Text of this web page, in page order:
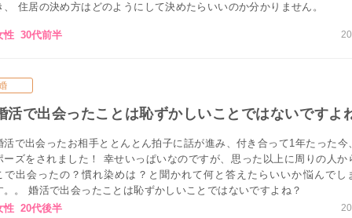
、 住居の決め方はどのようにして決めたらいいのか分かりません。
性 30代前半
活で出会ったことは恥ずかしいことではないですよ
活で出会ったお相手ととんとん拍子に話が進み、付き合って1年たった今
ーズをされました！ 幸せいっぱいなのですが、思った以上に周りの人か
で出会ったの？慣れ染めは？と聞かれて何と答えたらいいか悩んでし
。。 婚活で出会ったことは恥ずかしいことではないですよね？
性 20代後半